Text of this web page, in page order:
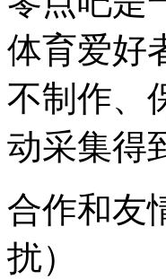
体育爱好
不制作、
动采集得
合作和友
扰）